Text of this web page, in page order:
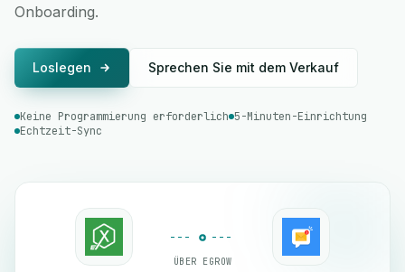
Onboarding.
Loslegen Sprechen Sie mit dem Verkauf
Keine Programmierung erforderlich 5-Minuten-Einrichtung
Echtzeit-Sync
ÜBER EGROW